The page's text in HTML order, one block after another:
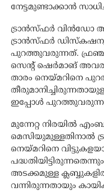
നേട്ടമുണ്ടാക്കാന്‍
ട്രാന്‍സ്ഫര്‍ വിന്‍ഡോ
ട്രാന്‍സ്ഫര്‍
പുറത്തുവരുന്നത്. ഫ്രഞ്ച്
സെന്റ് ഷെര്‍മാങ്
താരം നെയ്മറിനെ
ഇപ്പോള്‍
മുന്നേറ്റ നിരയില്‍
മെസിയുമുള്ളതിനാല്‍
നെയ്മറിനെ
അടക്കമുള്ള
വന്നിരുന്നതായും